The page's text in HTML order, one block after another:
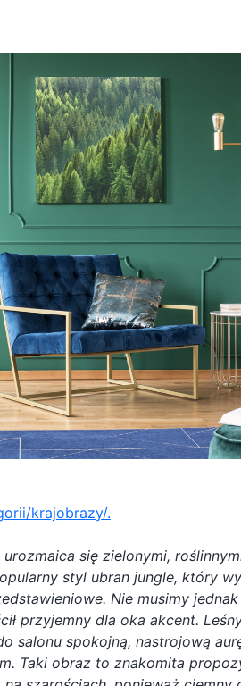
krajobrazy/.
się zielonymi,
styl ubran jungle, który
Nie musimy
przyjemny dla oka akcent.
salonu spokojną, nastrojową
Taki obraz to znakomita